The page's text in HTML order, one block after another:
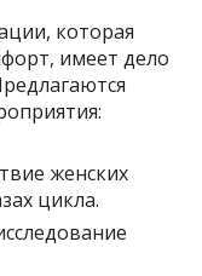
которая
имеет дело
женских
цикла.